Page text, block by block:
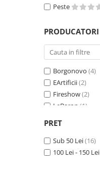
Bile pocnitoarePeste
PRODUCATORI
Borgonovo (4)
EArtificii(2)
Fireshow(2)
LeBaron (1)
Triplex
PRET
Sub 50 Lei(16)
100 Lei - 150 Lei